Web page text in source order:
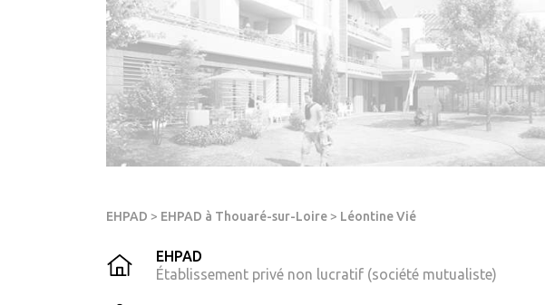
EHPAD > EHPAD à Thouaré-sur-Loire > Léontine Vié
EHPAD
Établissement privé non lucratif (société mutualiste)